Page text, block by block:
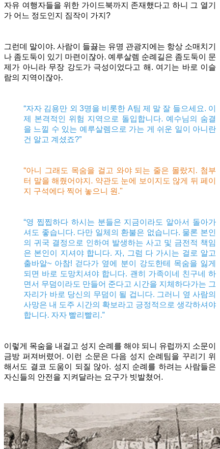
자유 여행자들을 위한 가이드북까지 존재했다고 하니 그 열기
가 어느 정도인지 짐작이 가지?
그런데 말이야. 사람이 들끓는 유명 관광지에는 항상 소매치기
나 좀도둑이 있기 마련이잖아. 예루살렘 순례길은 좀도둑이 문
제가 아니라 무장 강도가 극성이었다고 해. 여기는 바로 이슬
람의 지역이잖아.
“자자 김용만 외 3명을 비롯한 A팀 제 말 잘 들으세요. 이
제 본격적인 위험 지역으로 돌입합니다. 예수님의 숨결
을 느낄 수 있는 예루살렘으로 가는 게 쉬운 일이 아니란
건 알고 계셨죠?”
“아니 그래도 목숨을 걸고 와야 되는 줄은 몰랐지. 첨부
터 말을 해줬어야지. 약관도 눈에 보이지도 않게 뒤 페이
지 구석에다 찍어 놓으니 원."
“영 찝찝하다 하시는 분들은 지금이라도 알아서 돌아가
셔도 좋습니다. 다만 일체의 환불은 없습니다. 물론 본인
의 귀국 결정으로 인하여 발생하는 사고 및 금전적 책임
은 본인이 지셔야 합니다. 자, 그럼 다 가시는 걸로 알고
출바알~ 아참! 걷다가 옆에 분이 강도한테 목숨을 잃게
되면 바로 도망치셔야 합니다. 괜히 가족이네 친구네 하
면서 무덤이라도 만들어 준다고 시간을 지체하다가는 그
자리가 바로 당신의 무덤이 될 겁니다. 그러니 옆 사람의
사망은 내 도주 시간의 확보라고 긍정적으로 생각하셔야
합니다. 자자 빨리빨리.”
이렇게 목숨을 내걸고 성지 순례를 해야 되니 유럽까지 소문이
금방 퍼져버렸어. 이런 소문은 다음 성지 순례팀을 꾸리기 위
해서도 결코 도움이 되질 않아. 성지 순례를 하려는 사람들은
자신들의 안전을 지켜달라는 요구가 빗발쳤어.